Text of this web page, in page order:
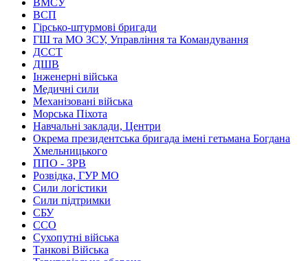
ВМСУ
ВСП
Гірсько-штурмові бригади
ГШ та МО ЗСУ, Управління та Командування
ДССТ
ДШВ
Інженерні війська
Медичні сили
Механізовані війська
Морська Піхота
Навчальні заклади, Центри
Окрема президентська бригада імені гетьмана Богдана
Хмельницького
ППО - ЗРВ
Розвідка, ГУР МО
Сили логістики
Сили підтримки
СБУ
ССО
Сухопутні війська
Танкові Війська